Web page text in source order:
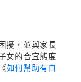
擾，並與家長
女的合宜態度
如何幫助有自